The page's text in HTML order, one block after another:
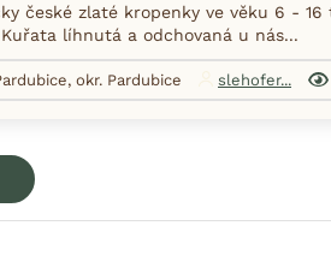
české zlaté kropenky ve věku 6 - 16
líhnutá a odchovaná u nás...
okr. Pardubice slehofer...